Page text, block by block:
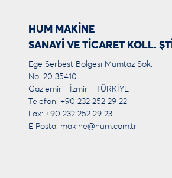
HUM MAKİNE
SANAYİ VE TİCARET KOLL. ŞTİ
Ege Serbest Bölgesi Mümtaz Sok.
No. 20 35410
Gaziemir - İzmir - TÜRKİYE
Telefon: +90 232 252 29 22
Fax: +90 232 252 29 23
E Posta: makine@hum.com.tr